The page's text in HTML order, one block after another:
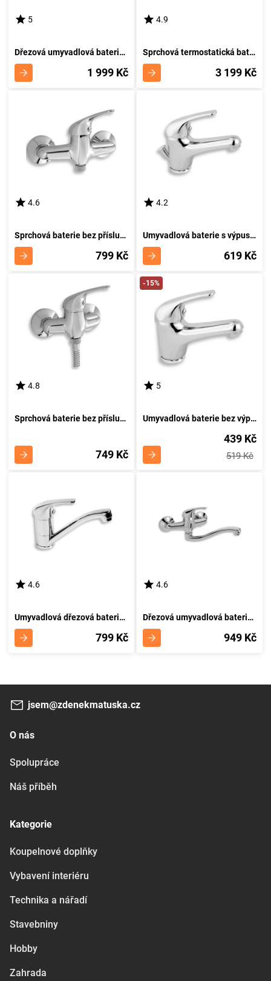
5
Dřezová umyvadlová baterie 150 mm Metalia 55 chrom NOVASERVIS 55070,0
1 999 Kč
4.9
Sprchová termostatická baterie 150 mm Metalia 57 chrom NOVASERVIS 57961/1,0
3 199 Kč
4.6
Sprchová baterie bez příslušenství 150 mm Titania Neon chrom NOVASERVIS 93060/1,0
799 Kč
4.2
Umyvadlová baterie s výpustí Titania Neon chrom NOVASERVIS 93001,0
619 Kč
4.8
Sprchová baterie bez příslušenství 100 mm Titania Neon chrom NOVASERVIS 93064/1,0
749 Kč
-15%
5
Umyvadlová baterie bez výpusti Titania Neon chrom NOVASERVIS 93001/1,0
439 Kč
519 Kč
4.6
Umyvadlová dřezová baterie Titania Neon chrom NOVASERVIS 93096
799 Kč
4.6
Dřezová umyvadlová baterie 150 mm Titania Neon chrom NOVASERVIS 93070,0
949 Kč
jsem@zdenekmatuska.cz
O nás
Spolupráce
Náš příběh
Kategorie
Koupelnové doplňky
Vybavení interiéru
Technika a nářadí
Stavebniny
Hobby
Zahrada